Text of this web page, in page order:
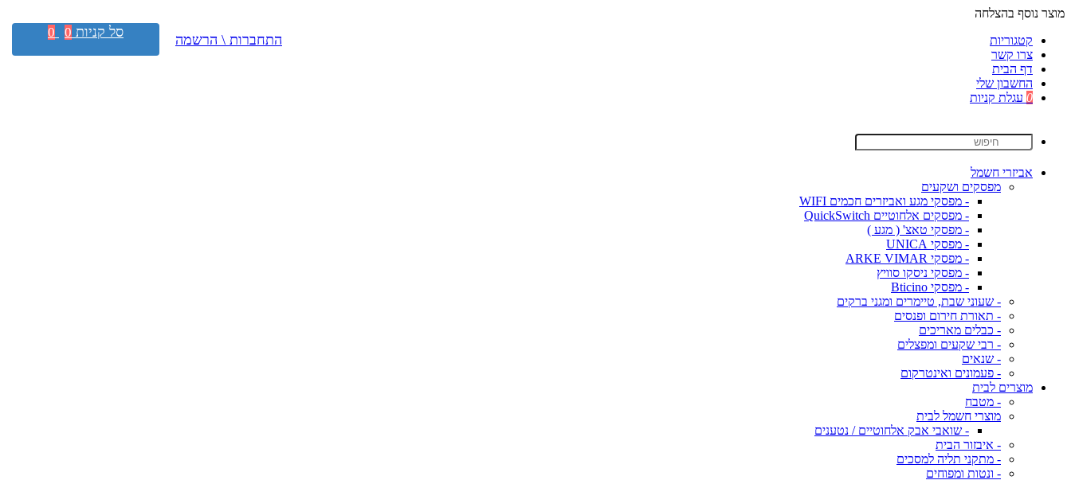
מוצר נוסף בהצלחה
קטגוריות
צרו קשר
דף הבית
החשבון שלי
0 עגלת קניות
אביזרי חשמל
מפסקים ושקעים
- מפסקי מגע ואביזרים חכמים WIFI
- מפסקים אלחוטיים QuickSwitch
- מפסקי טאצ' ( מגע )
- מפסקי UNICA
- מפסקי ARKE VIMAR
- מפסקי ניסקו סוויץ
- מפסקי Bticino
- שעוני שבת, טיימרים ומגני ברקים
- תאורת חירום ופנסים
- כבלים מאריכים
- רבי שקעים ומפצלים
- שנאים
- פעמונים ואינטרקום
מוצרים לבית
- מטבח
מוצרי חשמל לבית
- שואבי אבק אלחוטיים / נטענים
- איבזור הבית
- מתקני תליה למסכים
- ונטות ומפוחים
התחברות \ הרשמה סל קניות 0
0